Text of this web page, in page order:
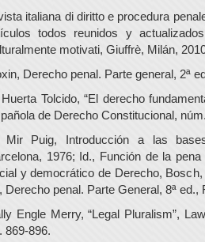
italiana di diritto e procedura
todos reunidos y
motivati, Giuffrè, Milán,
Derecho penal. Parte general, 2ª
Tolcido, “El derecho
de Derecho Constitucional,
Mir Puig, Introducción a las
1976; Id., Función de la
y democrático de Derecho,
Derecho penal. Parte General, 8ª ed.,
Engle Merry, “Legal Pluralism”,
869-896.